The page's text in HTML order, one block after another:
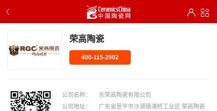
荣高陶瓷
400-115-2002
公司名称：
东荣高陶瓷有限公司
公司地址：
广东省恩平市沙湖镇浦桥工业区 荣高陶瓷